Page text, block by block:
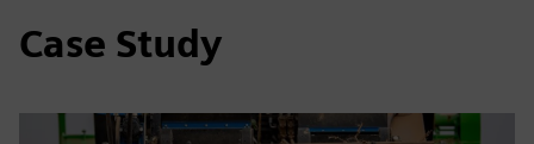
Case Study